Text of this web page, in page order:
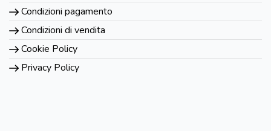
Condizioni pagamento
Condizioni di vendita
Cookie Policy
Privacy Policy